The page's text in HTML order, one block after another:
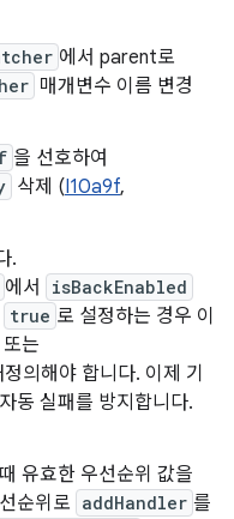
에서 parent로
매개변수 이름 변경
을 선호하여
삭제 (I10a9f,
.
에서 isBackEnabled
true 로 설정하는 경우 이
또는
의해야 합니다. 이제 기
동 실패를 방지합니다.
유효한 우선순위 값을
순위로 addHandler 를